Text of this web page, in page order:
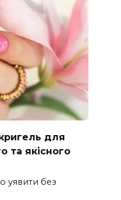
для
та якісного
уявити без